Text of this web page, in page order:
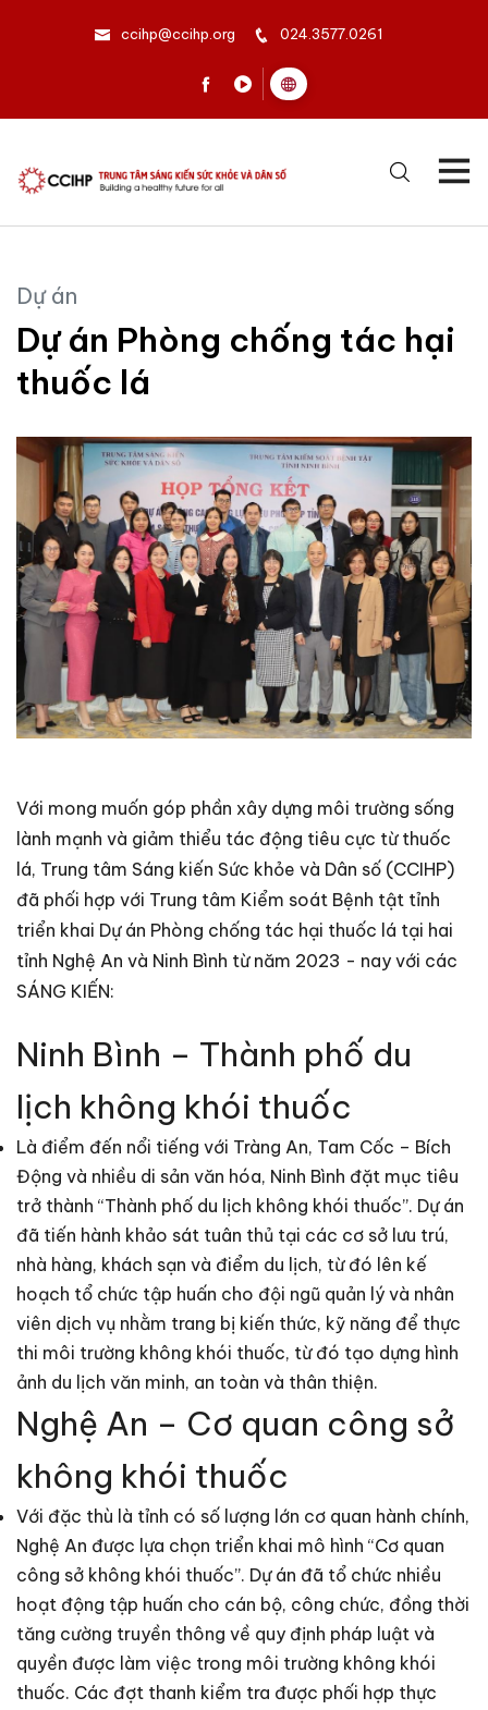
ccihp@ccihp.org 024.3577.0261
Dự án
Dự án Phòng chống tác hại
thuốc lá
Với mong muốn góp phần xây dựng môi trường sống
lành mạnh và giảm thiểu tác động tiêu cực từ thuốc
lá, Trung tâm Sáng kiến Sức khỏe và Dân số (CCIHP)
đã phối hợp với Trung tâm Kiểm soát Bệnh tật tỉnh
triển khai Dự án Phòng chống tác hại thuốc lá tại hai
tỉnh Nghệ An và Ninh Bình từ năm 2023 - nay với các
SÁNG KIẾN:
Ninh Bình – Thành phố du
lịch không khói thuốc
Là điểm đến nổi tiếng với Tràng An, Tam Cốc – Bích
Động và nhiều di sản văn hóa, Ninh Bình đặt mục tiêu
trở thành “Thành phố du lịch không khói thuốc”. Dự án
đã tiến hành khảo sát tuân thủ tại các cơ sở lưu trú,
nhà hàng, khách sạn và điểm du lịch, từ đó lên kế
hoạch tổ chức tập huấn cho đội ngũ quản lý và nhân
viên dịch vụ nhằm trang bị kiến thức, kỹ năng để thực
thi môi trường không khói thuốc, từ đó tạo dựng hình
ảnh du lịch văn minh, an toàn và thân thiện.
Nghệ An – Cơ quan công sở
không khói thuốc
Với đặc thù là tỉnh có số lượng lớn cơ quan hành chính,
Nghệ An được lựa chọn triển khai mô hình “Cơ quan
công sở không khói thuốc”. Dự án đã tổ chức nhiều
hoạt động tập huấn cho cán bộ, công chức, đồng thời
tăng cường truyền thông về quy định pháp luật và
quyền được làm việc trong môi trường không khói
thuốc. Các đợt thanh kiểm tra được phối hợp thực